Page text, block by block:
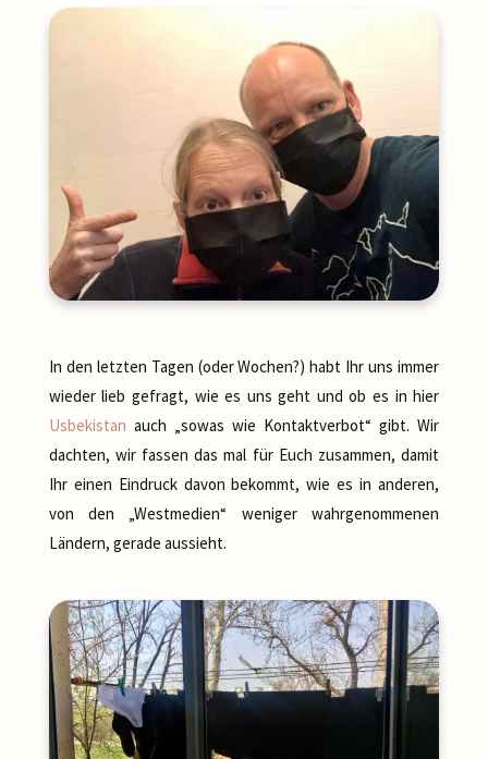
In den letzten Tagen (oder Wochen?) habt Ihr uns immer
wieder lieb gefragt, wie es uns geht und ob es in hier
Usbekistan auch „sowas wie Kontaktverbot“ gibt. Wir
dachten, wir fassen das mal für Euch zusammen, damit
Ihr einen Eindruck davon bekommt, wie es in anderen,
von den „Westmedien“ weniger wahrgenommenen
Ländern, gerade aussieht.